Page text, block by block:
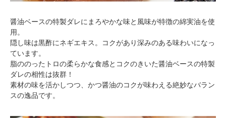
醤油ベースの特製ダレにまろやかな味と風味が特徴の綿実油を使
用。
隠し味は黒酢にネギエキス。コクがあり深みのある味わいになっ
ています。
脂ののったトロの柔らかな食感とコクのきいた醤油ベースの特製
ダレの相性は抜群！
素材の味を活かしつつ、かつ醤油のコクが味わえる絶妙なバラン
スの逸品です。